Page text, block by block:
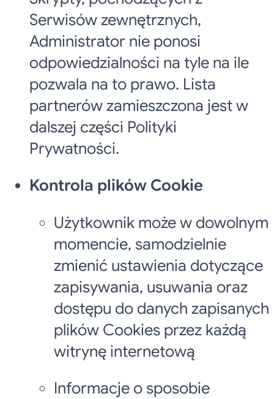
Serwisów zewnętrznych,
Administrator nie ponosi
odpowiedzialności na tyle na ile
pozwala na to prawo. Lista
partnerów zamieszczona jest w
dalszej części Polityki
Prywatności.
Kontrola plików Cookie
Użytkownik może w dowolnym
momencie, samodzielnie
zmienić ustawienia dotyczące
zapisywania, usuwania oraz
dostępu do danych zapisanych
plików Cookies przez każdą
witrynę internetową
Informacje o sposobie